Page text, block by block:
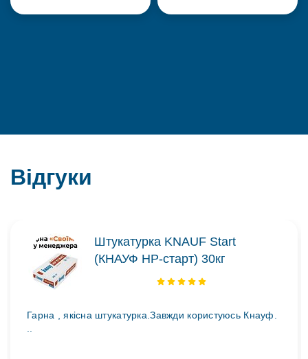
Відгуки
Штукатурка KNAUF Start
(КНАУФ НР-старт) 30кг
Гарна , якісна штукатурка.Завжди користуюсь Кнауф.
..